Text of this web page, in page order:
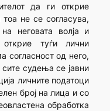
да ги открие
не се согласува,
неговата волја и
туѓи лични
согласност од него,
судења се јавни
личните податоци
број на лица и со
обработка